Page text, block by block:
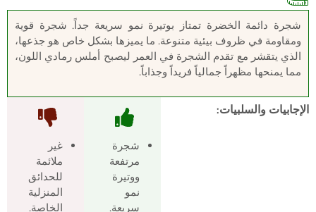
شجرة دائمة الخضرة تمتاز بوتيرة نمو سريعة جداً. شجرة قوية
ومقاومة في ظروف بيئية متنوعة. ما يميزها بشكل خاص هو جذعها،
الذي يتقشر مع تقدم الشجرة في العمر ليصبح أملس رمادي اللون،
مما يمنحها مظهراً جمالياً فريداً وجذاباً.
الإجابيات والسلبيات:
شجرة
مرتفعة
ووتيرة
نمو
سريعة.
غير
ملائمة
للحدائق
المنزلية
الخاصة.